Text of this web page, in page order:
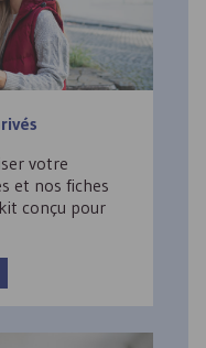
votre
et nos fiches
conçu pour